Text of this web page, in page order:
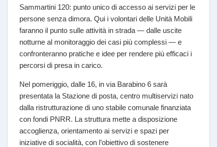
Sammartini 120: punto unico di accesso ai servizi per le
persone senza dimora. Qui i volontari delle Unità Mobili
faranno il punto sulle attività in strada — dalle uscite
notturne al monitoraggio dei casi più complessi — e
confronteranno pratiche e idee per rendere più efficaci i
percorsi di presa in carico.
Nel pomeriggio, dalle 16, in via Barabino 6 sarà
presentata la Stazione di posta, centro multiservizi nato
dalla ristrutturazione di uno stabile comunale finanziata
con fondi PNRR. La struttura mette a disposizione
accoglienza, orientamento ai servizi e spazi per
iniziative di socialità, con l’obiettivo di sostenere